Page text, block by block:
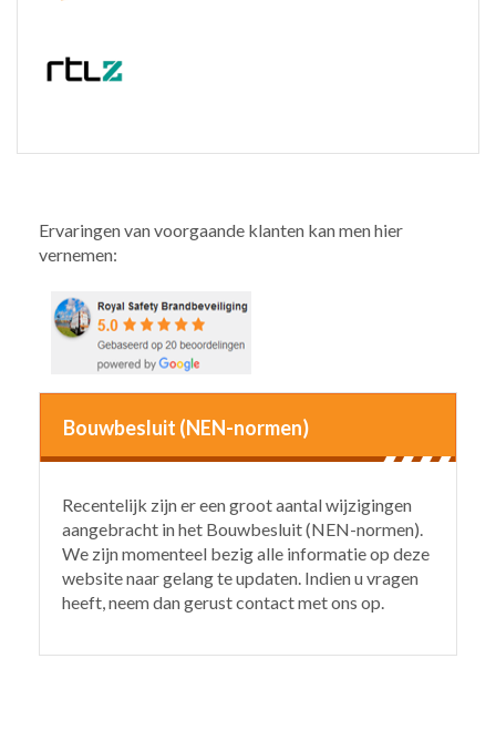
Ervaringen van voorgaande klanten kan men hier
vernemen:
Bouwbesluit (NEN-normen)
Recentelijk zijn er een groot aantal wijzigingen
aangebracht in het Bouwbesluit (NEN-normen).
We zijn momenteel bezig alle informatie op deze
website naar gelang te updaten. Indien u vragen
heeft, neem dan gerust contact met ons op.